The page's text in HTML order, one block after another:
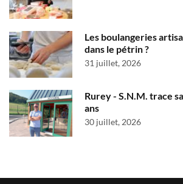
Les boulangeries
dans le pétrin ?
31 juillet, 2026
Rurey - S.N.M. trace
ans
30 juillet, 2026